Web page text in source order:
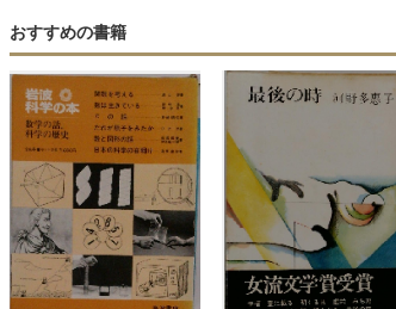
おすすめの書籍